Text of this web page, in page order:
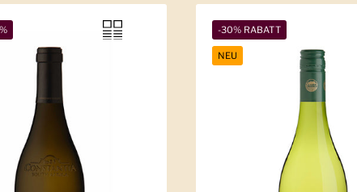
-30% RABATT
NEU